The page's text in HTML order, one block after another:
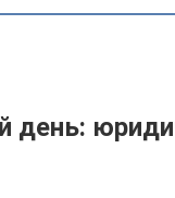
день: